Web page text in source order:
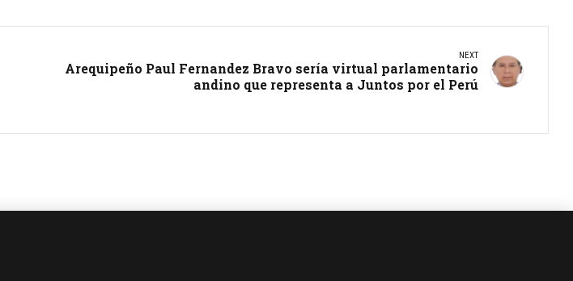
NEXT
Arequipeño Paul Fernandez Bravo sería virtual parlamentario
andino que representa a Juntos por el Perú